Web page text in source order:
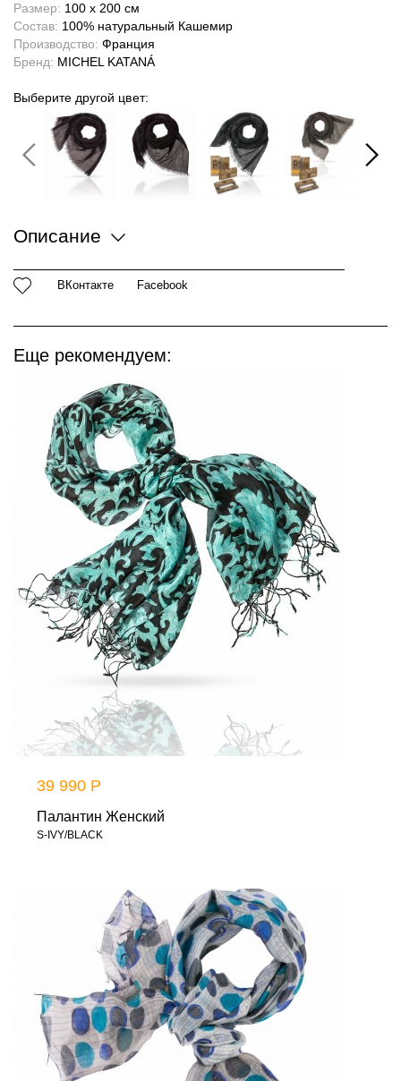
Размер: 100 x 200 см
Состав: 100% натуральный Кашемир
Производство: Франция
Бренд: MICHEL KATANÁ
Выберите другой цвет:
Описание
ВКонтакте Facebook
Еще рекомендуем:
39 990 Р
Палантин Женский
S-IVY/BLACK